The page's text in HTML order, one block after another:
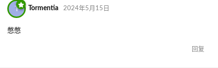
T Tormentia 2024年5月15日
憋憋
回复